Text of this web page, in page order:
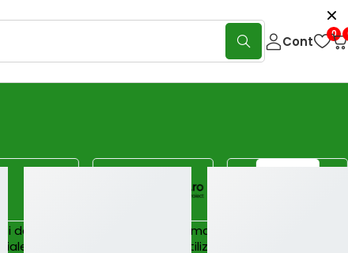
Cont 0
care apar la curățarea manuală. Aceste
Categoria se adresează utilizatorilor casnici,